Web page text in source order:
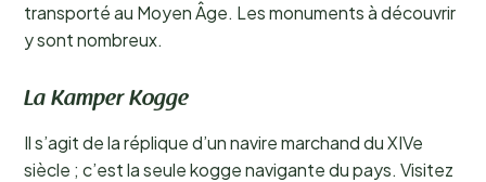
transporté au Moyen Âge. Les monuments à découvrir
y sont nombreux.
La Kamper Kogge
Il s’agit de la réplique d’un navire marchand du XIVe
siècle ; c’est la seule kogge navigante du pays. Visitez